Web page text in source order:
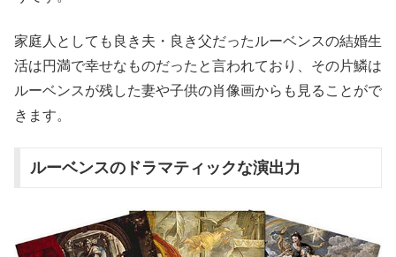
家庭人としても良き夫・良き父だったルーベンスの結婚生
活は円満で幸せなものだったと言われており、その片鱗は
ルーベンスが残した妻や子供の肖像画からも見ることがで
きます。
ルーベンスのドラマティックな演出力